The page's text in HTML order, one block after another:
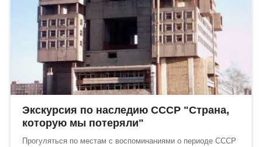
Экскурсия по наследию СССР "Страна,
которую мы потеряли"
Прогуляться по местам с воспоминаниями о периоде СССР